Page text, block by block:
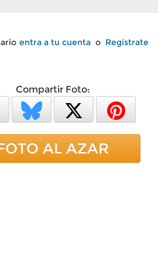
entra a tu cuenta o Regístrate
Compartir Foto:
AL AZAR